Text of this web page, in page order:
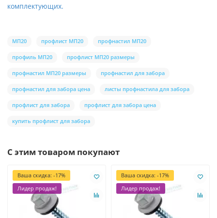
комплектующих.
МП20 профлист МП20 профнастил МП20
профиль МП20 профлист МП20 размеры
профнастил МП20 размеры профнастил для забора
профнастил для забора цена листы профнастила для забора
профлист для забора профлист для забора цена
купить профлист для забора
С этим товаром покупают
Ваша скидка: -17%
Лидер продаж!
Ваша скидка: -17%
Лидер продаж!